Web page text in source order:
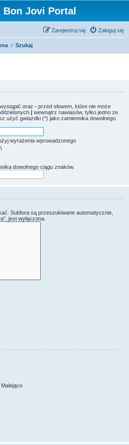
Bon Jovi Portal
Zaloguj się
Zarejestruj się
Szukaj
oraz - przed słowem, które nie może
| wewnątrz nawiasów, tylko jedno ze
użyć gwiazdki (*) jako zamiennika dowolnego
wyrażenia wprowadzonego
dowolnego ciągu znaków.
Subfora są przeszukiwane automatycznie,
jest wyłączona.
Malejąco